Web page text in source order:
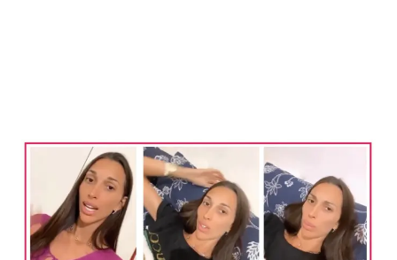
News Musica
News Spettacolo